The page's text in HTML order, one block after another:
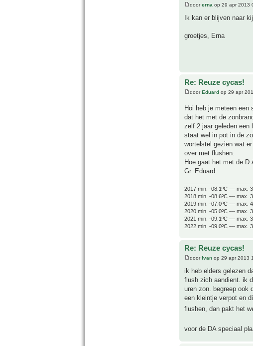
doorerna op 29 apr 2013
Ik kan er blijven naar
groetjes, Erna
Re: Reuze cycas!
doorEduard op 29 apr
Hoi heb je meteen een
dat het met de
zelf 2 jaar geleden een
staat wel in pot in de
wortelstel gezien wat
over met flushen.
Hoe gaat het met de
Gr. Eduard.
2017 min. -08.1ºC --- max.
2018 min. -08.6ºC --- max.
2019 min. -07.0ºC --- max.
2020 min. -05.0ºC --- max.
2021 min. -09.1ºC --- max.
2022 min. -09.0ºC --- max.
Re: Reuze cycas!
doorIvan op 29 apr 2013
ik heb elders gelezen
flush zich aandient. ik
uren zon. begreep ook
een kleintje verpot en
flushen, dan pakt het
voor de DA speciaal